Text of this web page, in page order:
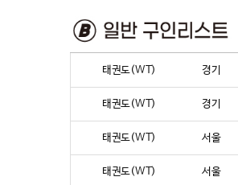
태권도(WT) 경기
태권도(WT) 경기
태권도(WT) 서울
태권도(WT) 서울